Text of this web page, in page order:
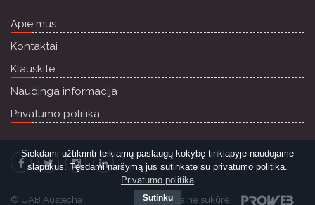
Siekdami užtikrinti teikiamų paslaugų kokybę tinklapyje naudojame
slapukus. Tęsdami naršymą jūs sutinkate su privatumo politika.
Privatumo politika
Sutinku
Apie mus
Kontaktai
Klauskite
Naudinga informacija
Privatumo politika
© UAB Austecha Svetainę sukūrė